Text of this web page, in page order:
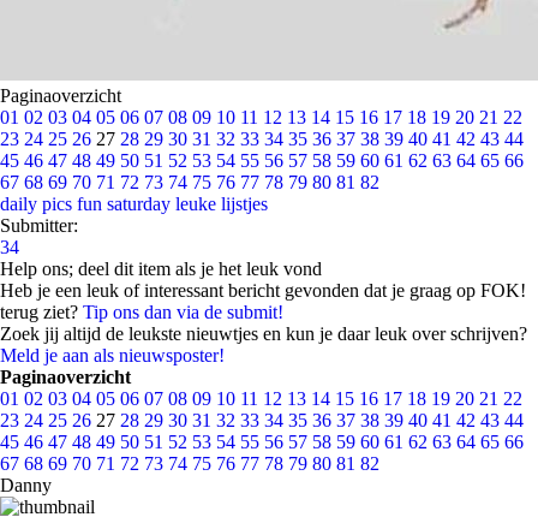
Paginaoverzicht
01 02 03 04 05 06 07 08 09 10 11 12 13 14 15 16 17 18 19 20 21 22
23 24 25 26 27 28 29 30 31 32 33 34 35 36 37 38 39 40 41 42 43 44
45 46 47 48 49 50 51 52 53 54 55 56 57 58 59 60 61 62 63 64 65 66
67 68 69 70 71 72 73 74 75 76 77 78 79 80 81 82
daily pics fun saturday leuke lijstjes
Submitter:
34
Help ons; deel dit item als je het leuk vond
Heb je een leuk of interessant bericht gevonden dat je graag op FOK!
terug ziet? Tip ons dan via de submit!
Zoek jij altijd de leukste nieuwtjes en kun je daar leuk over schrijven?
Meld je aan als nieuwsposter!
Paginaoverzicht
01 02 03 04 05 06 07 08 09 10 11 12 13 14 15 16 17 18 19 20 21 22
23 24 25 26 27 28 29 30 31 32 33 34 35 36 37 38 39 40 41 42 43 44
45 46 47 48 49 50 51 52 53 54 55 56 57 58 59 60 61 62 63 64 65 66
67 68 69 70 71 72 73 74 75 76 77 78 79 80 81 82
Danny